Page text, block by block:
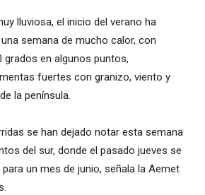
lluviosa, el inicio del verano ha
semana de mucho calor, con
grados en algunos puntos,
fuertes con granizo, viento y
la península.
se han dejado notar esta semana
del sur, donde el pasado jueves se
un mes de junio, señala la Aemet